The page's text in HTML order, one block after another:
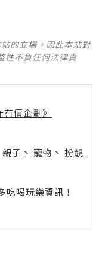
的立場。因此本站對
性不負任何法律責
價企劃》
親子 丶 寵物 丶 扮靚
喝玩樂資訊！